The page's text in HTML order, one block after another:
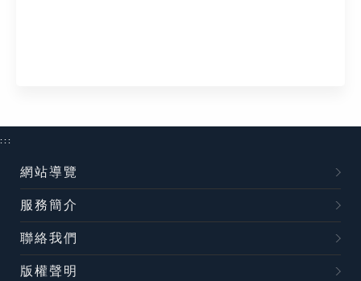
:::
網站導覽
服務簡介
聯絡我們
版權聲明